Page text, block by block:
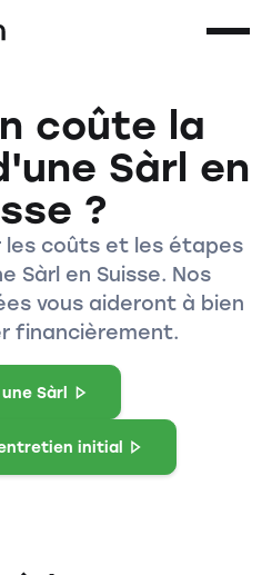
coûte la
Sàrl en
?
les coûts et les étapes
Sàrl en Suisse. Nos
vous aideront à bien
financièrement.
Sàrl
initial